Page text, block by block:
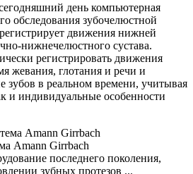
день компьютерная
обследования зубочелюстной
движения нижней
нижнечелюстного сустава.
регистрировать движения
жевания, глотания и речи и
зубов в реальном времени, учитывая
и индивидуальные особенности
Amann Girrbach
последнего поколения,
зубных протезов ...